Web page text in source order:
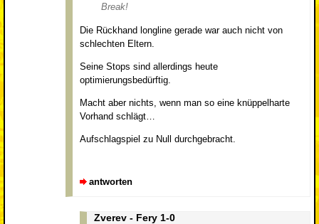
Break!
Die Rückhand longline gerade war auch nicht von
schlechten Eltern.
Seine Stops sind allerdings heute
optimierungsbedürftig.
Macht aber nichts, wenn man so eine knüppelharte
Vorhand schlägt…
Aufschlagspiel zu Null durchgebracht.
antworten
Zverev - Fery 1-0